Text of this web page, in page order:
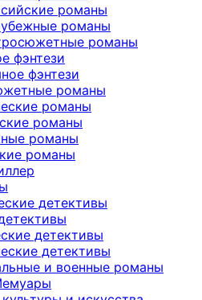
романы
романы
романы
фэнтези
фэнтези
романы
романы
романы
романы
романы
детективы
детективы
детективы
и военные романы